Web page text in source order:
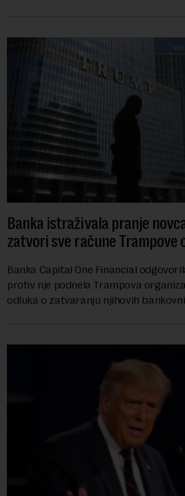
Banka istraživala pranje
zatvori sve račune Trampove
Banka Capital One Financial
protiv nje podnela Trampova
odluka o zatvaranju njihovih